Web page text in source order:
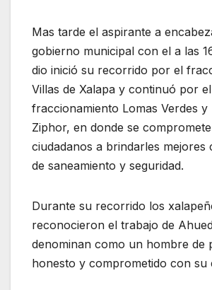
Mas tarde el aspirante a
gobierno municipal con el a las
dio inició su recorrido por el
Villas de Xalapa y continuó por el
fraccionamiento Lomas Verdes y
Ziphor, en donde se
ciudadanos a brindarles mejores
de saneamiento y seguridad.
Durante su recorrido los
reconocieron el trabajo de
denominan como un hombre de
honesto y comprometido con su